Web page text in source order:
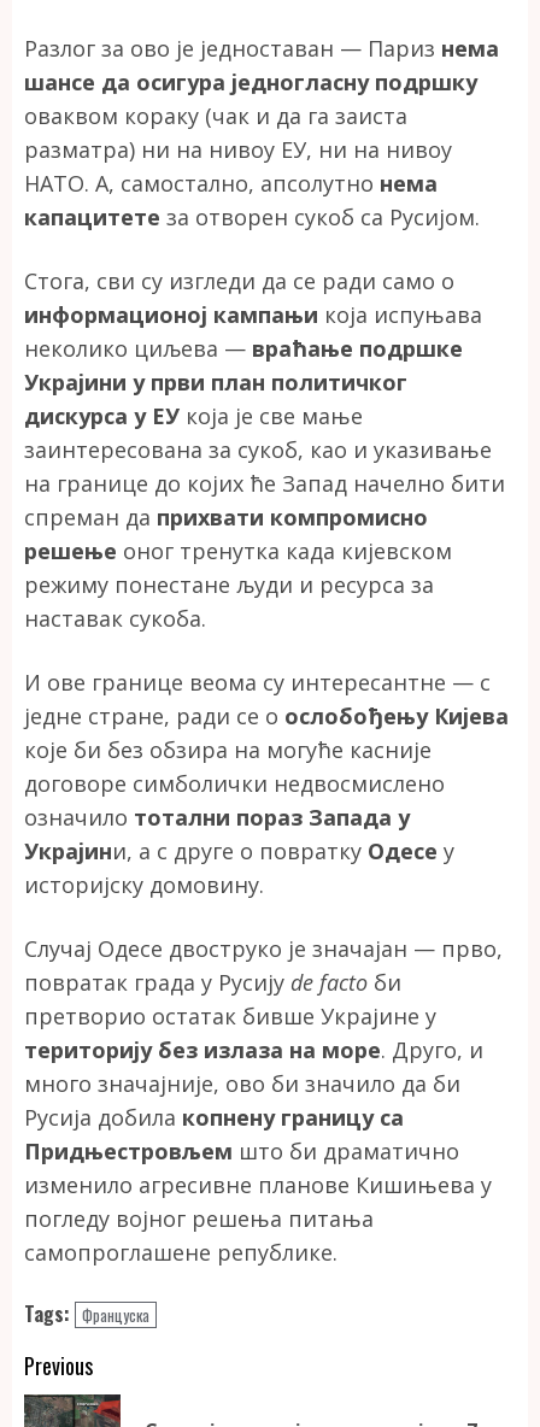
Разлог за ово је једноставан — Париз нема
шансе да осигура једногласну подршку
оваквом кораку (чак и да га заиста
разматра) ни на нивоу ЕУ, ни на нивоу
НАТО. А, самостално, апсолутно нема
капацитете за отворен сукоб са Русијом.
Стога, сви су изгледи да се ради само о
информационој кампањи која испуњава
неколико циљева — враћање подршке
Украјини у први план политичког
дискурса у ЕУ која је све мање
заинтересована за сукоб, као и указивање
на границе до којих ће Запад начелно бити
спреман да прихвати компромисно
решење оног тренутка када кијевском
режиму понестане људи и ресурса за
наставак сукоба.
И ове границе веома су интересантне — с
једне стране, ради се о ослобођењу Кијева
које би без обзира на могуће касније
договоре симболички недвосмислено
означило тотални пораз Запада у
Украјини, а с друге о повратку Одесе у
историјску домовину.
Случај Одесе двоструко је значајан — прво,
повратак града у Русију de facto би
претворио остатак бивше Украјине у
територију без излаза на море. Друго, и
много значајније, ово би значило да би
Русија добила копнену границу са
Придњестровљем што би драматично
изменило агресивне планове Кишињева у
погледу војног решења питања
самопроглашене републике.
Tags: Француска
Continue
Previous